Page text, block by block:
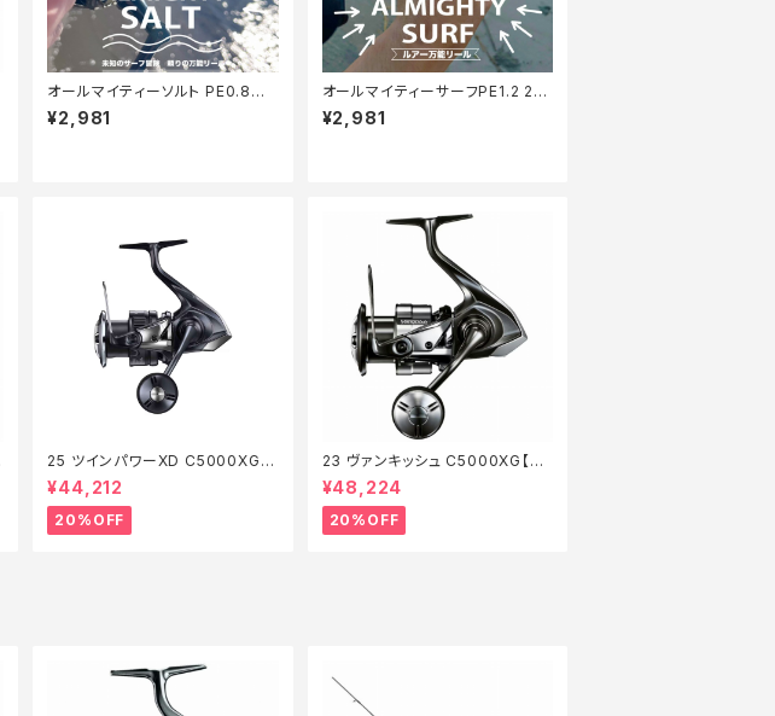
オールマイティーソルト PE0.8号1
50m Tオリ
¥2,981
オールマイティーサーフPE1.2 20
0m【Tオリ】
¥2,981
25 ツインパワーXD C5000XG
【特価リール】【20】
¥44,212
20%OFF
23 ヴァンキッシュ C5000XG【特
価リール】【20】
¥48,224
20%OFF